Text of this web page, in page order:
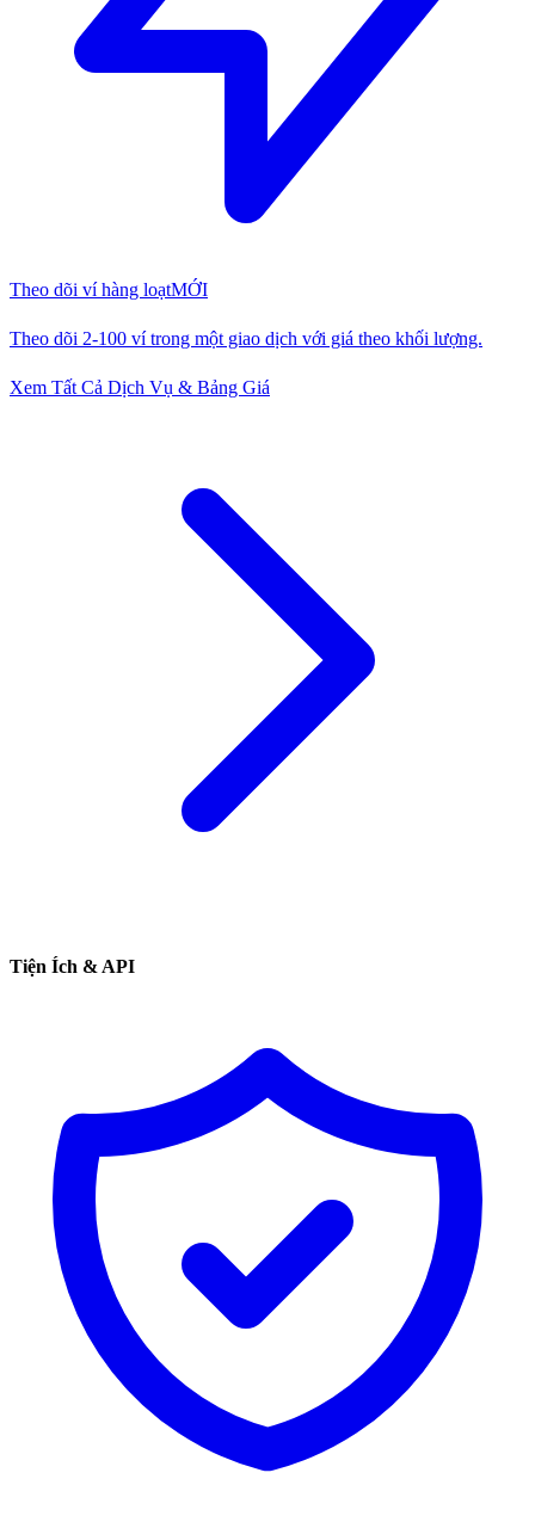
Theo dõi ví hàng loạtMỚI
Theo dõi 2-100 ví trong một giao dịch với giá theo khối lượng.
Xem Tất Cả Dịch Vụ & Bảng Giá
Tiện Ích & API